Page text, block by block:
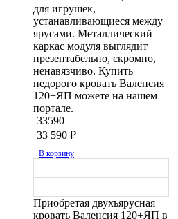
для игрушек,
устанавливающиеся между
ярусами. Металлический
каркас модуля выглядит
презентабельно, скромно,
ненавязчиво. Купить
недорого кровать Валенсия
120+ЯП можете на нашем
портале.
33590
33 590 ₽
В корзину
Приобретая двухъярусная
кровать Валенсия 120+ЯП в